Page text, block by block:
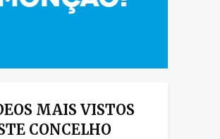
MAIS VISTOS
CONCELHO